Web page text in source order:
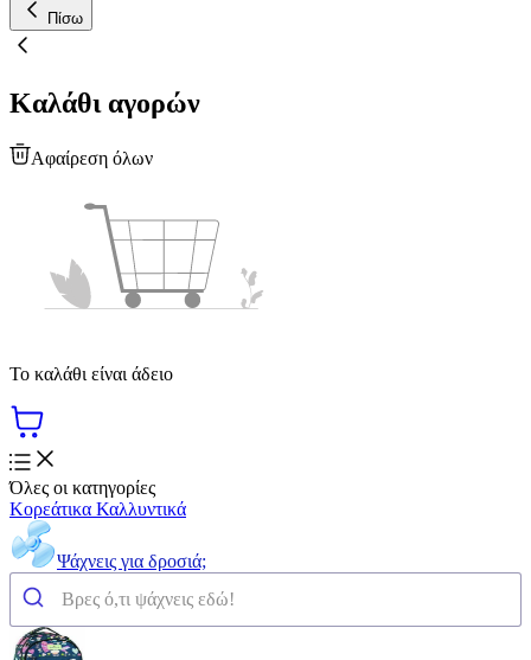
Πίσω
Καλάθι αγορών
Αφαίρεση όλων
Το καλάθι είναι άδειο
Όλες οι κατηγορίες
Κορεάτικα Καλλυντικά
Ψάχνεις για δροσιά;